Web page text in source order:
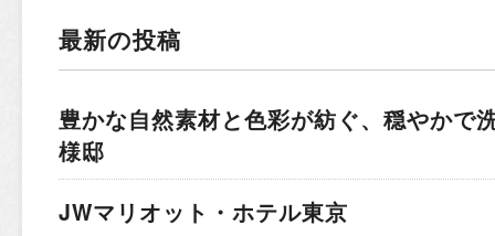
最新の投稿
豊かな自然素材と色彩が紡ぐ、穏やかで
様邸
JWマリオット・ホテル東京